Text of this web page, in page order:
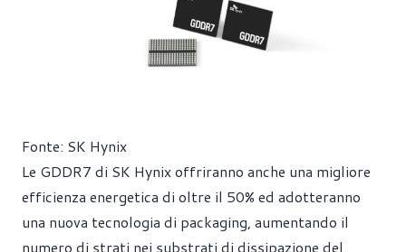
Fonte: SK Hynix
Le GDDR7 di SK Hynix offriranno anche una migliore
efficienza energetica di oltre il 50% ed adotteranno
una nuova tecnologia di packaging, aumentando il
numero di strati nei substrati di dissipazione del